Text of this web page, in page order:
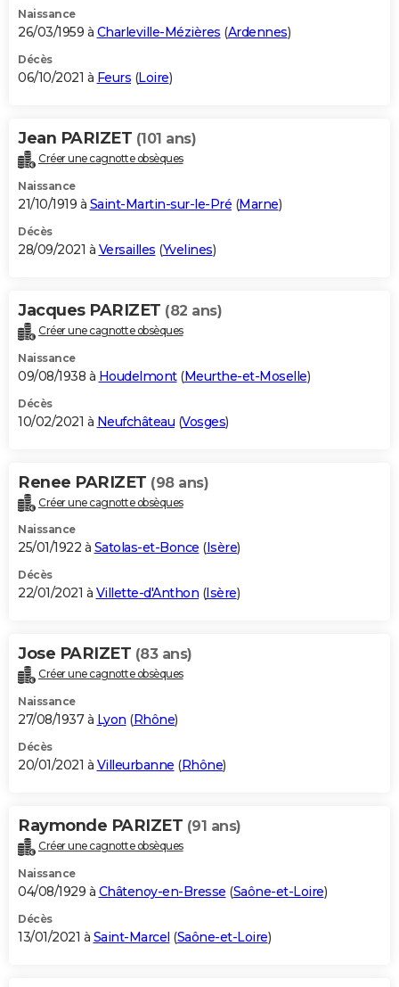
Naissance
26/03/1959 à Charleville-Mézières (Ardennes)
Décès
06/10/2021 à Feurs (Loire)
Jean PARIZET (101 ans)
Créer une cagnotte obsèques
Naissance
21/10/1919 à Saint-Martin-sur-le-Pré (Marne)
Décès
28/09/2021 à Versailles (Yvelines)
Jacques PARIZET (82 ans)
Créer une cagnotte obsèques
Naissance
09/08/1938 à Houdelmont(Meurthe-et-Moselle)
Décès
10/02/2021 à Neufchâteau (Vosges)
Renee PARIZET (98 ans)
Créer une cagnotte obsèques
Naissance
25/01/1922 à Satolas-et-Bonce (Isère)
Décès
22/01/2021 à Villette-d'Anthon (Isère)
Jose PARIZET (83 ans)
Créer une cagnotte obsèques
Naissance
27/08/1937 à Lyon (Rhône)
Décès
20/01/2021 à Villeurbanne (Rhône)
Raymonde PARIZET (91 ans)
Créer une cagnotte obsèques
Naissance
04/08/1929 à Châtenoy-en-Bresse (Saône-et-Loire)
Décès
13/01/2021 à Saint-Marcel (Saône-et-Loire)